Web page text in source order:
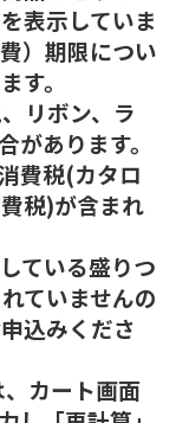
表示していま
）期限につい
す。
リボン、ラ
あります。
費税(カタロ
税)が含まれ
ている盛りつ
ていませんの
込みくださ
カート画面